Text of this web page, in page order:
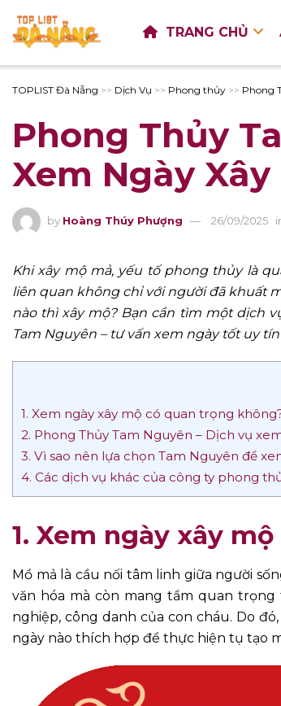
TRANG CHỦ
TOPLIST Đà Nẵng >> Dịch Vụ >> Phong thủy >> Phong
Phong Thủy
Xem Ngày
by Hoàng Thúy Phượng 26/09/2025
Khi xây mộ mả, yếu tố phong thủy là
liên quan không chỉ với người đã khuất
nào thì xây mộ? Bạn cần tìm một dịch
Tam Nguyên – tư vấn xem ngày tốt uy
1. Xem ngày xây mộ có quan trọng
2. Phong Thủy Tam Nguyên – Dịch vụ
3. Vì sao nên lựa chọn Tam Nguyên để
4. Các dịch vụ khác của công ty phong
1. Xem ngày xây
Mồ mả là cầu nối tâm linh giữa người
văn hóa mà còn mang tầm quan
nghiệp, công danh của con cháu. Do đó,
ngày nào thích hợp để thực hiện tụ tạo